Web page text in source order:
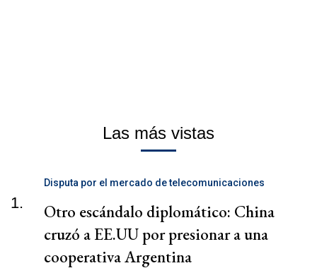
Las más vistas
1.
Disputa por el mercado de telecomunicaciones
Otro escándalo diplomático: China
cruzó a EE.UU por presionar a una
cooperativa Argentina